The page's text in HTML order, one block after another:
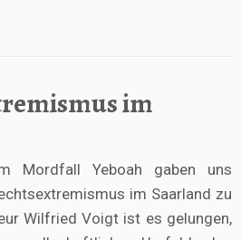
im
Mordfall Yeboah gaben uns
im Saarland zu
Wilfried Voigt ist es gelungen,